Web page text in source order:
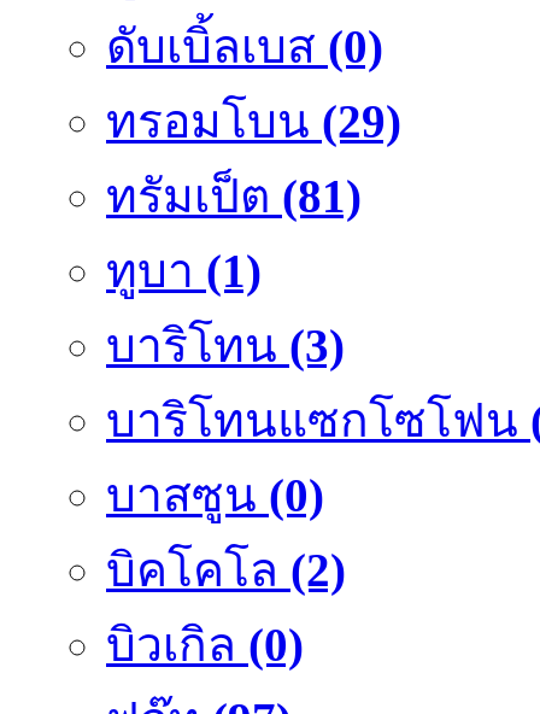
ดับเบิ้ลเบส (0)
ทรอมโบน (29)
ทรัมเป็ต (81)
ทูบา (1)
บาริโทน (3)
บาริโทนแซกโซโฟน
บาสซูน (0)
บิคโคโล (2)
บิวเกิล (0)